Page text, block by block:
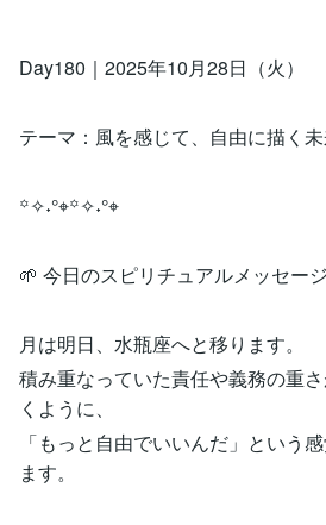
Day180｜2025年10月28日（火）
テーマ：風を感じて、自由に描く未
꙳✧˖°⌖꙳✧˖°⌖
🌱 今日のスピリチュアルメッセージ
月は明日、水瓶座へと移ります。
積み重なっていた責任や義務の重
くように、
「もっと自由でいいんだ」という
ます。